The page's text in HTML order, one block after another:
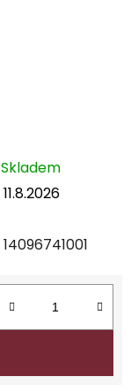
Skladem
11.8.2026
14096741001